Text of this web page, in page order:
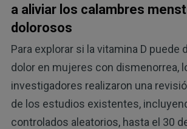
a aliviar los calambres
dolorosos
Para explorar si la vitamina D puede
dolor en mujeres con dismenorrea,
investigadores realizaron una
de los estudios existentes,
controlados aleatorios, hasta el 30